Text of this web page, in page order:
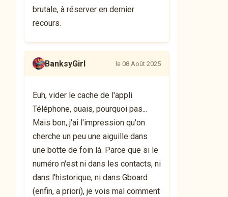
brutale, à réserver en dernier
recours.
BanksyGirl le 08 Août 2025
Euh, vider le cache de l'appli
Téléphone, ouais, pourquoi pas...
Mais bon, j'ai l'impression qu'on
cherche un peu une aiguille dans
une botte de foin là. Parce que si le
numéro n'est ni dans les contacts, ni
dans l'historique, ni dans Gboard
(enfin, a priori), je vois mal comment